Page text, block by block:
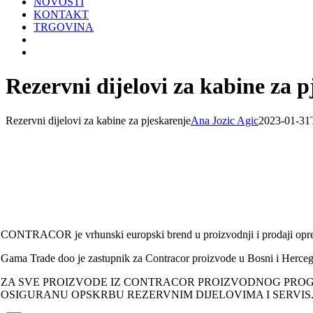
KONTAKT
TRGOVINA
Rezervni dijelovi za kabine za
Rezervni dijelovi za kabine za pjeskarenjeAna Jozic Agic2023-01-
CONTRACOR je vrhunski europski brend u proizvodnji i prodaji
Gama Trade doo je zastupnik za Contracor proizvode u Bosni i
ZA SVE PROIZVODE IZ CONTRACOR PROIZVODNOG
OSIGURANU OPSKRBU REZERVNIM DIJELOVIMA I SERVIS.